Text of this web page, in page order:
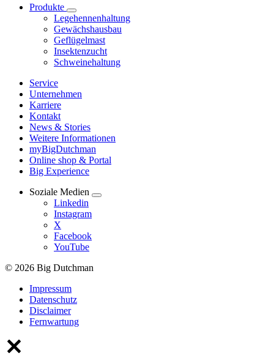
Produkte
Legehennenhaltung
Gewächshausbau
Geflügelmast
Insektenzucht
Schweinehaltung
Service
Unternehmen
Karriere
Kontakt
News & Stories
Weitere Informationen
myBigDutchman
Online shop & Portal
Big Experience
Soziale Medien
Linkedin
Instagram
X
Facebook
YouTube
© 2026 Big Dutchman
Impressum
Datenschutz
Disclaimer
Fernwartung